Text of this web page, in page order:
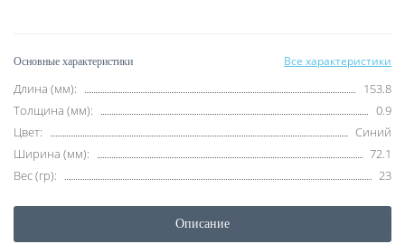
Основные характеристики Все характеристики
Длина (мм):
153.8
Толщина (мм):
0.9
Цвет:
Синий
Ширина (мм):
72.1
Вес (гр):
23
Описание